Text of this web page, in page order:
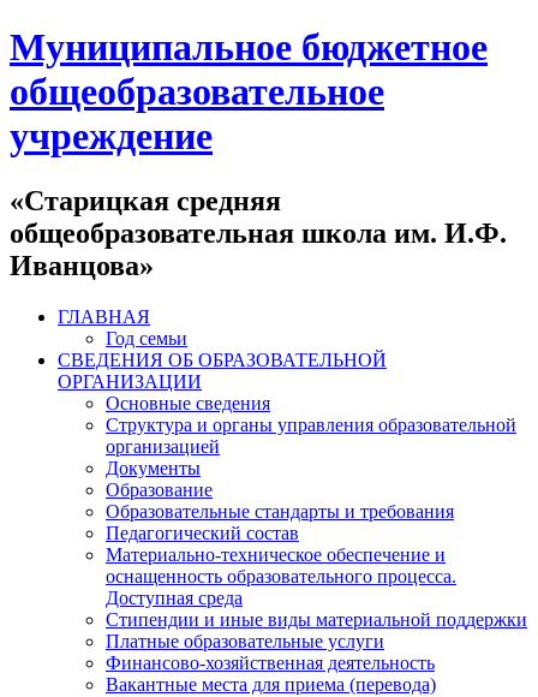
Муниципальное бюджетное
общеобразовательное
учреждение
«Старицкая средняя
общеобразовательная школа им. И.Ф.
Иванцова»
ГЛАВНАЯ
Год семьи
СВЕДЕНИЯ ОБ ОБРАЗОВАТЕЛЬНОЙ
ОРГАНИЗАЦИИ
Основные сведения
Структура и органы управления образовательной
организацией
Документы
Образование
Образовательные стандарты и требования
Педагогический состав
Материально-техническое обеспечение и
оснащенность образовательного процесса.
Доступная среда
Стипендии и иные виды материальной поддержки
Платные образовательные услуги
Финансово-хозяйственная деятельность
Вакантные места для приема (перевода)